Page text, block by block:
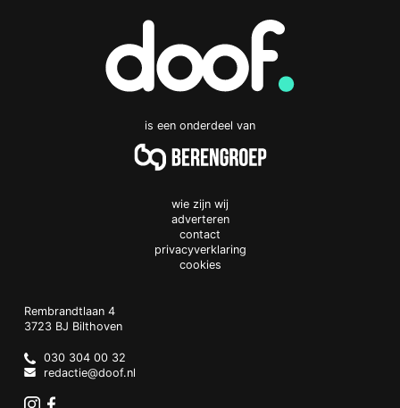
is een onderdeel van
wie zijn wij
adverteren
contact
privacyverklaring
cookies
Doof.nl
work
Rembrandtlaan 4
3723 BJ Bilthoven
Netherlands
030 304 00 32
redactie@doof.nl